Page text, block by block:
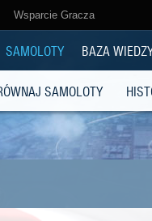
Wsparcie Gracza
SAMOLOTY BAZA
SAMOLOTY